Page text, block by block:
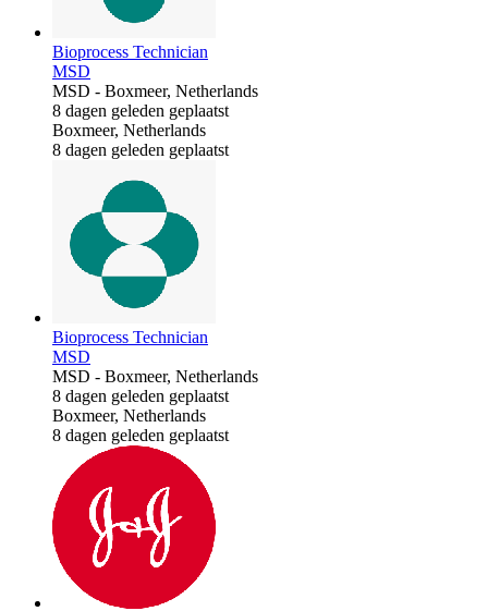
Bioprocess Technician
MSD
MSD - Boxmeer, Netherlands
8 dagen geleden geplaatst
Boxmeer, Netherlands
8 dagen geleden geplaatst
Bioprocess Technician
MSD
MSD - Boxmeer, Netherlands
8 dagen geleden geplaatst
Boxmeer, Netherlands
8 dagen geleden geplaatst